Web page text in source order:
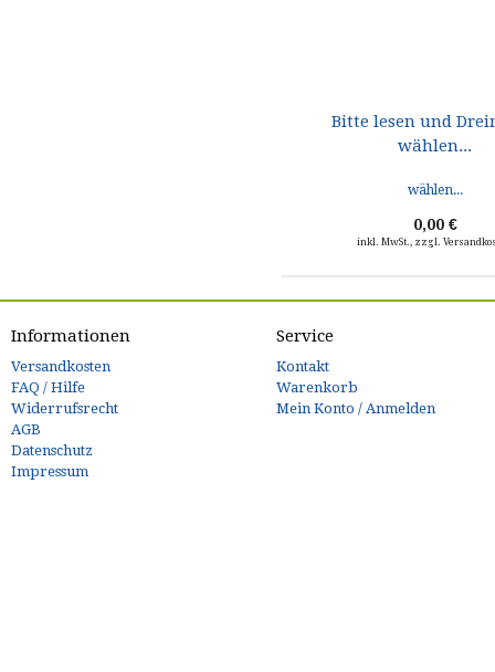
Bitte lesen und
wählen...
0,00 €
inkl. MwSt., zzgl.
Informationen
Versandkosten
FAQ / Hilfe
Widerrufsrecht
AGB
Datenschutz
Impressum
Service
Kontakt
Warenkorb
Mein Konto / Anmelden